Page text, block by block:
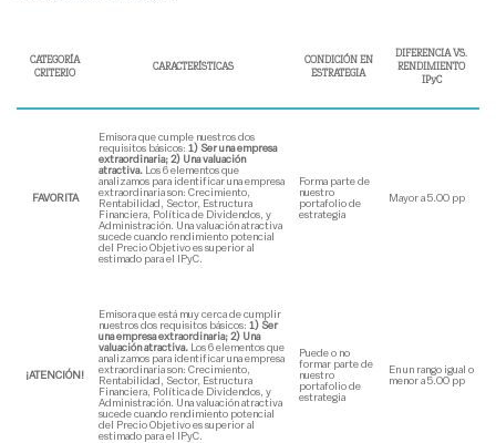
CATEGORÍA
CRITERIO
CARACTERÍSTICAS
CONDICIÓN EN
ESTRATEGIA
DIFERENCIA VS.
RENDIMIENTO
IPyC
FAVORITA
Emisora que cumple nuestros dos
requisitos básicos: 1) Ser una empresa
extraordinaria; 2) Una valuación
atractiva. Los 6 elementos que
analizamos para identificar una empresa
extraordinaria son: Crecimiento,
Rentabilidad, Sector, Estructura
Financiera, Política de Dividendos, y
Administración. Una valuación atractiva
sucede cuando rendimiento potencial
del Precio Objetivo es superior al
estimado para el IPyC.
Forma parte de
nuestro
portafolio de
estrategia
Mayor a 5.00 pp
¡ATENCIÓN!
Emisora que está muy cerca de cumplir
nuestros dos requisitos básicos: 1) Ser
una empresa extraordinaria; 2) Una
valuación atractiva. Los 6 elementos que
analizamos para identificar una empresa
extraordinaria son: Crecimiento,
Rentabilidad, Sector, Estructura
Financiera, Política de Dividendos, y
Administración. Una valuación atractiva
sucede cuando rendimiento potencial
del Precio Objetivo es superior al
estimado para el IPyC.
Puede o no
formar parte de
nuestro
portafolio de
estrategia
En un rango igual o
menor a 5.00 pp